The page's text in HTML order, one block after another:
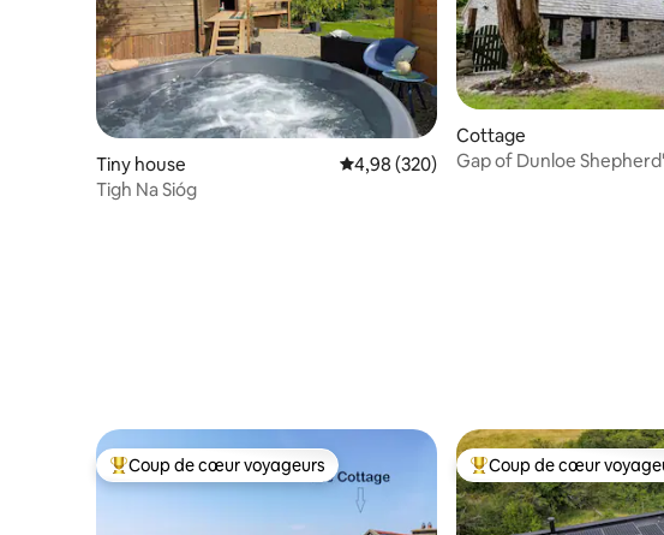
Tiny house Évaluation moyenne sur la base de 320
4,98 (320)
Tigh Na Sióg
Cottage
Gap of Dunloe
Coups de cœur voyageurs les plus appréciés
Coup de cœur voyageurs Coups de cœur
Coup de cœur